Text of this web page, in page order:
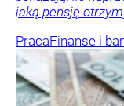
jaką pensję
PracaFinanse i